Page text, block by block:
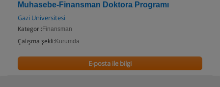
Muhasebe-Finansman Doktora Programı
Gazi Universitesi
Kategori: Finansman
Çalışma şekli: Kurumda
E-posta ile bilgi